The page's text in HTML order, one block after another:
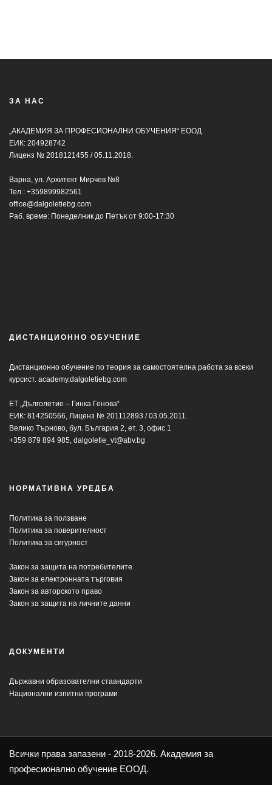
ЗА НАС
„АКАДЕМИЯ ЗА ПРОФЕСИОНАЛНИ ОБУЧЕНИЯ“ ЕООД
ЕИК: 204928742
Лиценз № 2018121455 / 05.11.2018.
Варна, ул. Архитект Мирчев №8
Тел.: +359899982561
office@dalgoletiebg.com
Раб. време: Понеделник до Петък от 9:00-17:30
ДИСТАНЦИОННО ОБУЧЕНИЕ
Дистанционно обучение по теория за самостоятелна работа за всеки
курсист. academy.dalgoletiebg.com
ЕТ „Дълголетие – Гинка Генова“
ЕИК: 814250566, Лиценз № 201112893 / 03.05.2011.
Велико Търново, бул. България 2, ет. 3, офис 1
+359 879 894 985, dalgoletie_vt@abv.bg
НОРМАТИВНА УРЕДБА
Политика за ползване
Политика за поверителност
Политика за сигурност
Закон за защита на потребителите
Закон за електронната търговия
Закон за авторското право
Закон за защита на личните данни
ДОКУМЕНТИ
Държавни образователни стаандарти
Национални изпитни програми
Всички права запазени - 2018-2026. Академия за
професионално обучение ЕООД.